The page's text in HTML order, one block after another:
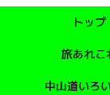
トップ
旅あれこ
中山道いろ